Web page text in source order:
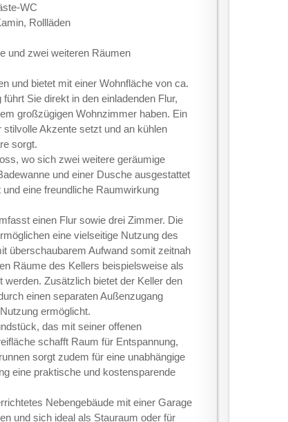
WC
Rollläden
und zwei weiteren Räumen
und bietet mit einer Wohnfläche von ca.
Sie direkt in den einladenden Flur,
großzügigen Wohnzimmer haben. Ein
Akzente setzt und an kühlen
sorgt.
wo sich zwei weitere geräumige
und einer Dusche ausgestattet
eine freundliche Raumwirkung
einen Flur sowie drei Zimmer. Die
eine vielseitige Nutzung des
überschaubarem Aufwand somit zeitnah
Räume des Kellers beispielsweise als
Zusätzlich bietet der Keller den
einen separaten Außenzugang
ermöglicht.
das mit seiner offenen
schafft Raum für Entspannung,
sorgt zudem für eine unabhängige
eine praktische und kostensparende
Nebengebäude mit einer Garage
und sich ideal als Stauraum oder für